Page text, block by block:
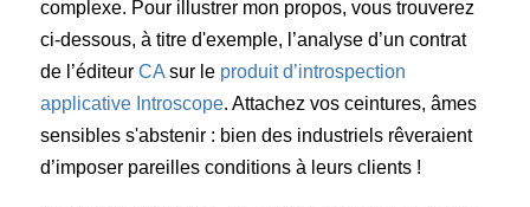
complexe. Pour illustrer mon propos, vous trouverez
ci-dessous, à titre d'exemple, l’analyse d’un contrat
de l’éditeurCA sur le produit d’introspection
applicative Introscope. Attachez vos ceintures, âmes
sensibles s'abstenir : bien des industriels rêveraient
d’imposer pareilles conditions à leurs clients !